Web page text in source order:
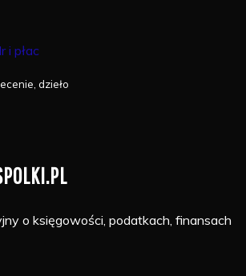
i płac
dzieło
o księgowości, podatkach, finansach